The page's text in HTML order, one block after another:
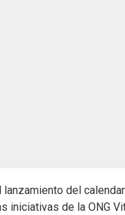
lanzamiento del
iniciativas de la ONG